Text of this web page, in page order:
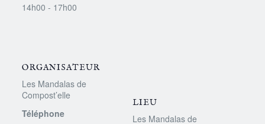
14h00 - 17h00
ORGANISATEUR
Les Mandalas de
Compost’elle
Téléphone
LIEU
Les Mandalas de